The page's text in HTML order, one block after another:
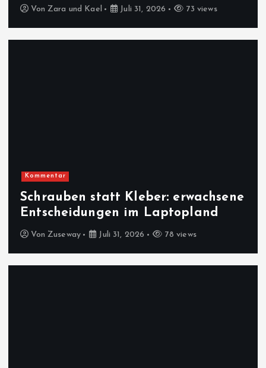
Von Zara und Kael Juli 31, 2026 73 views
Kommentar
Schrauben statt Kleber: erwachsene
Entscheidungen im Laptopland
Von Zuseway Juli 31, 2026 78 views